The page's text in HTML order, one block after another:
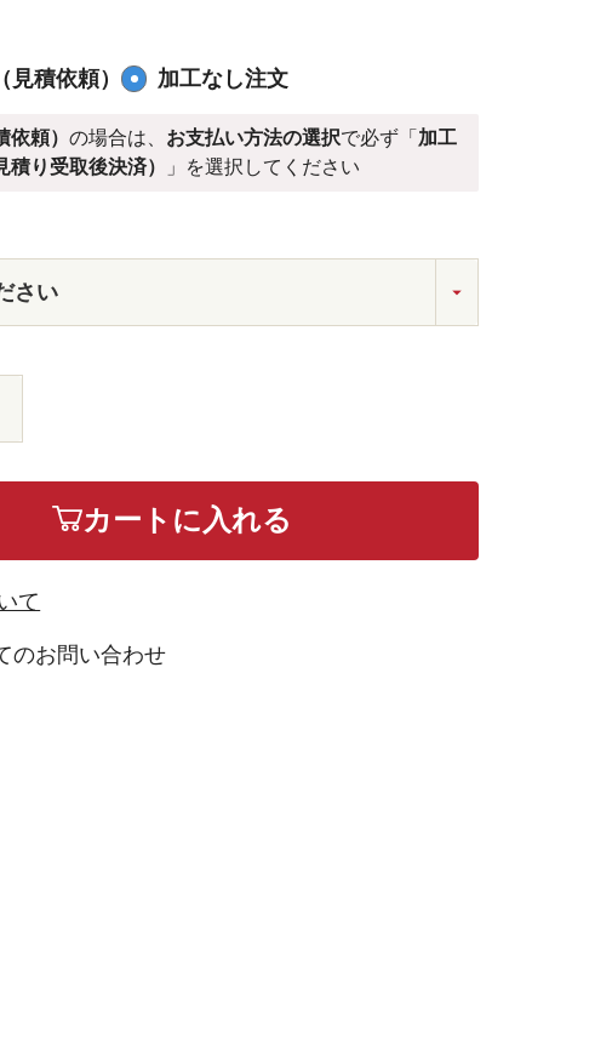
見積依頼） 加工なし注文
依頼）の場合は、 お支払い方法の選択で必ず「 加工
積り受取後決済）
」を選択してください
カートに入れる
て
のお問い合わせ